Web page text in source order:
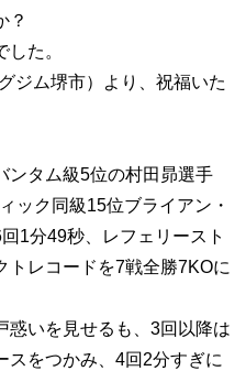
？
た。
ジム堺市）より、祝福いた
ンタム級5位の村田昴選手
ック同級15位ブライアン・
1分49秒、レフェリースト
トレコードを7戦全勝7KOに
惑いを見せるも、3回以降は
スをつかみ、4回2分すぎに